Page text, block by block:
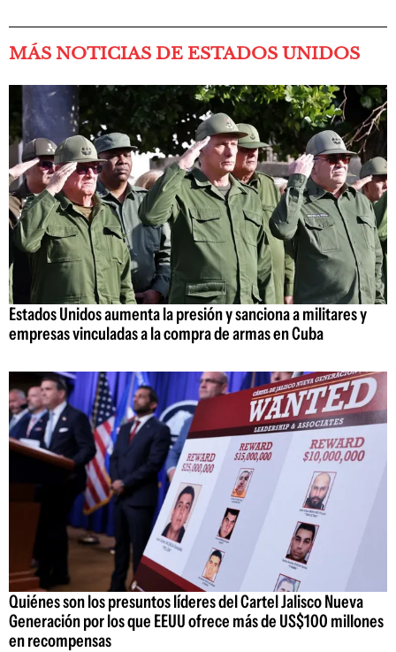
MÁS NOTICIAS DE ESTADOS UNIDOS
Estados Unidos aumenta la presión y sanciona a militares y
empresas vinculadas a la compra de armas en Cuba
Quiénes son los presuntos líderes del Cartel Jalisco Nueva
Generación por los que EEUU ofrece más de US$100 millones
en recompensas